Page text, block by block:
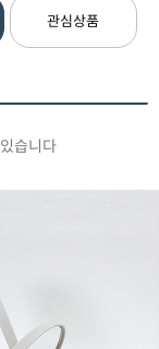
관심상품
습니다